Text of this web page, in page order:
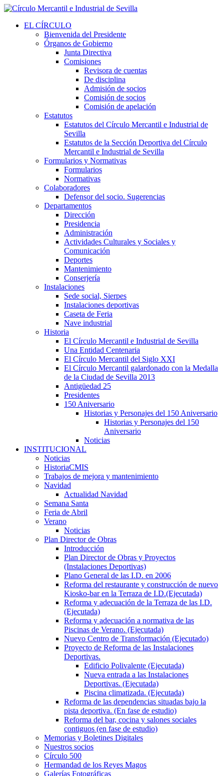
EL CÍRCULO
Bienvenida del Presidente
Órganos de Gobierno
Junta Directiva
Comisiones
Revisora de cuentas
De disciplina
Admisión de socios
Comisión de socios
Comisión de apelación
Estatutos
Estatutos del Círculo Mercantil e Industrial de
Sevilla
Estatutos de la Sección Deportiva del Círculo
Mercantil e Industrial de Sevilla
Formularios y Normativas
Formularios
Normativas
Colaboradores
Defensor del socio. Sugerencias
Departamentos
Dirección
Presidencia
Administración
Actividades Culturales y Sociales y
Comunicación
Deportes
Mantenimiento
Conserjería
Instalaciones
Sede social, Sierpes
Instalaciones deportivas
Caseta de Feria
Nave industrial
Historia
El Círculo Mercantil e Industrial de Sevilla
Una Entidad Centenaria
El Círculo Mercantil del Siglo XXI
El Círculo Mercantil galardonado con la Medalla
de la Ciudad de Sevilla 2013
Antigüedad 25
Presidentes
150 Aniversario
Historias y Personajes del 150 Aniversario
Historias y Personajes del 150
Aniversario
Noticias
INSTITUCIONAL
Noticias
HistoriaCMIS
Trabajos de mejora y mantenimiento
Navidad
Actualidad Navidad
Semana Santa
Feria de Abril
Verano
Noticias
Plan Director de Obras
Introducción
Plan Director de Obras y Proyectos
(Instalaciones Deportivas)
Plano General de las I.D. en 2006
Reforma del restaurante y construcción de nuevo
Kiosko-bar en la Terraza de I.D.(Ejecutada)
Reforma y adecuación de la Terraza de las I.D.
(Ejecutada)
Reforma y adecuación a normativa de las
Piscinas de Verano. (Ejecutada)
Nuevo Centro de Transformación (Ejecutado)
Proyecto de Reforma de las Instalaciones
Deportivas.
Edificio Polivalente (Ejecutada)
Nueva entrada a las Instalaciones
Deportivas. (Ejecutada)
Piscina climatizada. (Ejecutada)
Reforma de las dependencias situadas bajo la
pista deportiva. (En fase de estudio)
Reforma del bar, cocina y salones sociales
contiguos (en fase de estudio)
Memorias y Boletines Digitales
Nuestros socios
Círculo 500
Hermandad de los Reyes Magos
Galerías Fotográficas